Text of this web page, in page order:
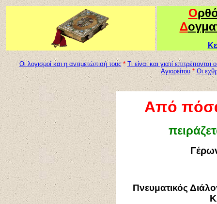
Ο
Δ
Οι λογισμοί και η αντιμετώπισή τους * Τι είναι και γιατί
Αγιορείτου * Οι
Από
Πνευματικός